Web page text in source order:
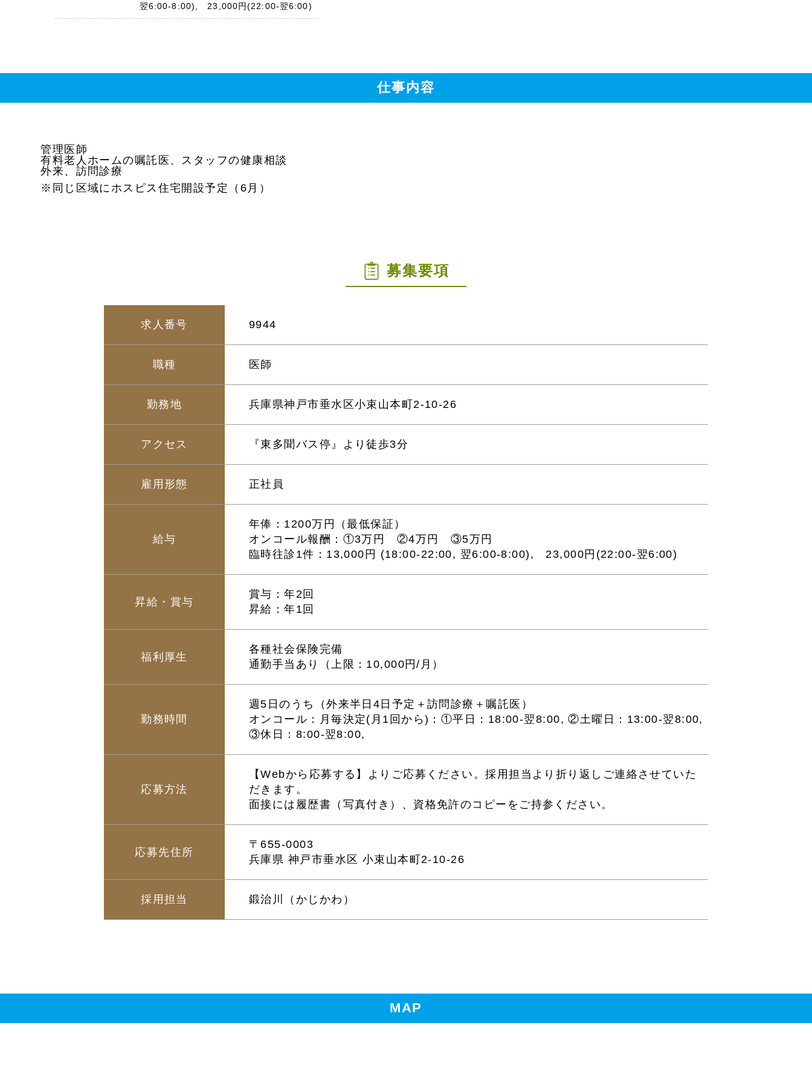
翌6:00-8:00), 23,000円(22:00-翌6:00)
仕事内容
管理医師
有料老人ホームの嘱託医、スタッフの健康相談
外来、訪問診療
※同じ区域にホスピス住宅開設予定（6月）
募集要項
求人番号 9944
職種 医師
勤務地 兵庫県神戸市垂水区小束山本町2-10-26
アクセス 『東多聞バス停』より徒歩3分
雇用形態 正社員
給与
年俸：1200万円（最低保証）
オンコール報酬：①3万円 ②4万円 ③5万円
臨時往診1件：13,000円 (18:00-22:00, 翌6:00-8:00), 23,000円(22:00-翌6:00)
昇給・賞与
賞与：年2回
昇給：年1回
福利厚生
各種社会保険完備
通勤手当あり（上限：10,000円/月）
勤務時間
週5日のうち（外来半日4日予定＋訪問診療＋嘱託医）
オンコール：月毎決定(月1回から)：①平日：18:00-翌8:00, ②土曜日：13:00-翌8:00,
③休日：8:00-翌8:00,
応募方法
【Webから応募する】よりご応募ください。採用担当より折り返しご連絡させていた
だきます。
面接には履歴書（写真付き）、資格免許のコピーをご持参ください。
応募先住所
〒655-0003
兵庫県 神戸市垂水区 小束山本町2-10-26
採用担当 鍛治川（かじかわ）
MAP